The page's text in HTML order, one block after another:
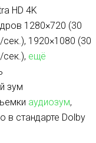
HD 4K
1280×720 (30
1920×1080 (30
ещё
зум
аудиозум,
в стандарте Dolby